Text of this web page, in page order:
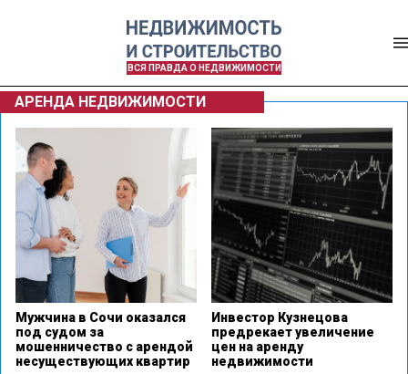
ВСЯ ПРАВДА О НЕДВИЖИМОСТИ
АРЕНДА НЕДВИЖИМОСТИ
Мужчина в Сочи оказался
под судом за
мошенничество с арендой
несуществующих квартир
Инвестор Кузнецова
предрекает увеличение
цен на аренду
недвижимости